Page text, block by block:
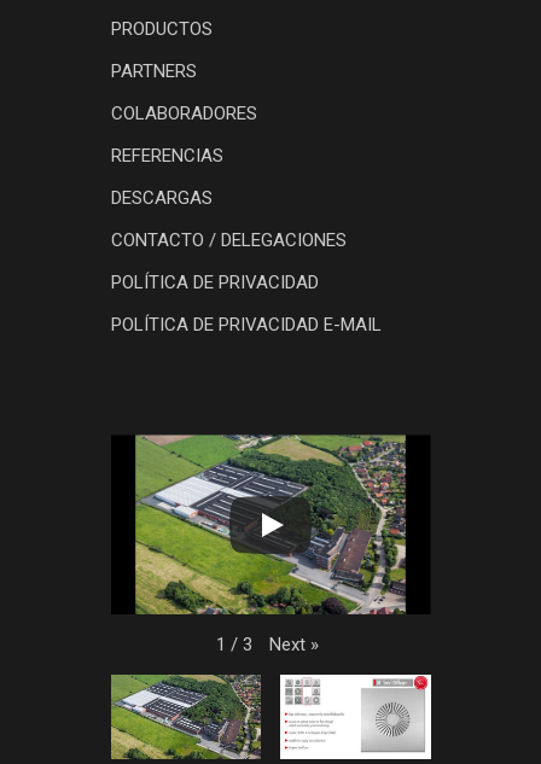
PRODUCTOS
PARTNERS
COLABORADORES
REFERENCIAS
DESCARGAS
CONTACTO / DELEGACIONES
POLÍTICA DE PRIVACIDAD
POLÍTICA DE PRIVACIDAD E-MAIL
1 / 3 Next »